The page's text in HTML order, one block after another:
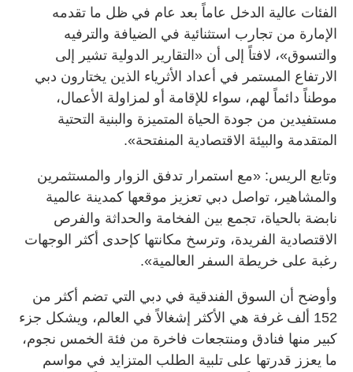
الفئات عالية الدخل عاماً بعد عام في ظل ما تقدمه
الإمارة من تجارب استثنائية في الضيافة والترفيه
والتسوق»، لافتاً إلى أن «التقارير الدولية تشير إلى
الارتفاع المستمر في أعداد الأثرياء الذين يختارون دبي
موطناً دائماً لهم، سواء للإقامة أو لمزاولة الأعمال،
مستفيدين من جودة الحياة المتميزة والبنية التحتية
المتقدمة والبيئة الاقتصادية المنفتحة».
وتابع الريس: «مع استمرار تدفق الزوار والمستثمرين
والمشاهير، تواصل دبي تعزيز موقعها كمدينة عالمية
نابضة بالحياة، تجمع بين الفخامة والحداثة والفرص
الاقتصادية الفريدة، وترسخ مكانتها كإحدى أكثر الوجهات
رغبة على خريطة السفر العالمية».
وأوضح أن السوق الفندقية في دبي التي تضم أكثر من
152 ألف غرفة هي الأكثر إشغالاً في العالم، ويشكل جزء
كبير منها فنادق ومنتجعات فاخرة من فئة الخمس نجوم،
ما يعزز قدرتها على تلبية الطلب المتزايد في مواسم